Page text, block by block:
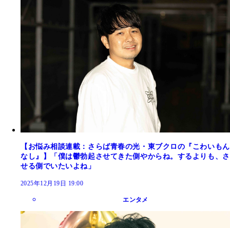
【お悩み相談連載：さらば青春の光・東ブクロの『こわいもん
なし』】「僕は鬱勃起させてきた側やからね。するよりも、さ
せる側でいたいよね」
2025年12月19日 19:00
エンタメ